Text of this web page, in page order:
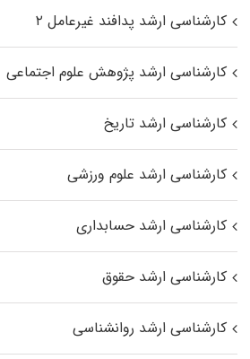
کارشناسی ارشد پدافند غیرعامل ۲
کارشناسی ارشد پژوهش علوم اجتماعی
کارشناسی ارشد تاریخ
کارشناسی ارشد علوم ورزشی
کارشناسی ارشد حسابداری
کارشناسی ارشد حقوق
کارشناسی ارشد روانشناسی